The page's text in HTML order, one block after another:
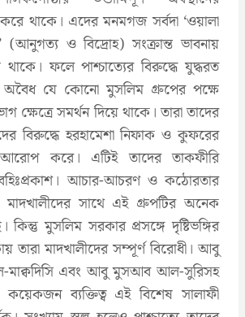
থাকে। এদের মনমগজ সর্বদা ‘ওয়ালা
(আনুগত্য ও বিদ্রোহ) সংক্রান্ত ভাবনায়
ফলে পাশ্চাত্যের বিরুদ্ধে যুদ্ধরত
অবৈধ যে কোনো মুসলিম গ্রুপের পক্ষে
ক্ষেত্রে সমর্থন দিয়ে থাকে। তারা তাদের
বিরুদ্ধে হরহামেশা নিফাক ও কুফরের
করে। এটিই তাদের তাকফীরি
বহিঃপ্রকাশ। আচার-আচরণ ও কঠোরতার
সাথে এই গ্রুপটির অনেক
কিন্তু মুসলিম সরকার প্রসঙ্গে দৃষ্টিভঙ্গির
তারা মাদখালীদের সম্পূর্ণ বিরোধী। আবু
মাক্বদিসি এবং আবু মুসআব আল-সুরিসহ
ব্যক্তিত্ব এই বিশেষ সালাফী